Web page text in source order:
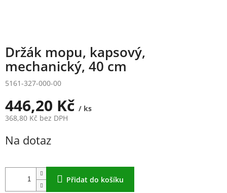
Držák mopu, kapsový,
mechanický, 40 cm
5161-327-000-00
446,20 Kč / ks
368,80 Kč bez DPH
cena:
Na dotaz
Přidat do košíku